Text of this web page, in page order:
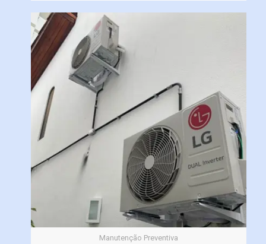
Manutenção Preventiva